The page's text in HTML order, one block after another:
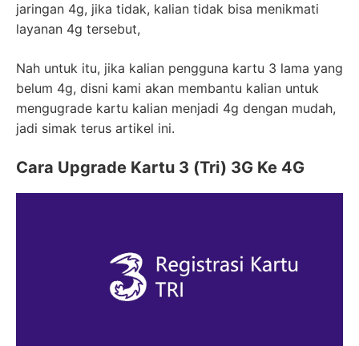
jaringan 4g, jika tidak, kalian tidak bisa menikmati
layanan 4g tersebut,
Nah untuk itu, jika kalian pengguna kartu 3 lama yang
belum 4g, disni kami akan membantu kalian untuk
mengugrade kartu kalian menjadi 4g dengan mudah,
jadi simak terus artikel ini.
Cara Upgrade Kartu 3 (Tri) 3G Ke 4G